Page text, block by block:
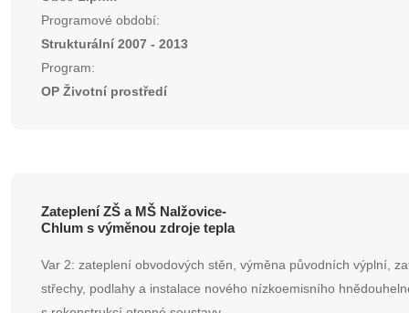
Programové období:
Strukturální 2007 - 2013
Program:
OP Životní prostředí
Zateplení ZŠ a MŠ Nalžovice-
Chlum s výměnou zdroje tepla
Var 2: zateplení obvodových stěn, výměna původních výplní,
střechy, podlahy a instalace nového nízkoemisního